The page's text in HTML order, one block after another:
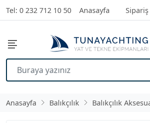
Tel: 0 232 712 10 50 Anasayfa
Anasayfa Balıkçılık Balıkçılık